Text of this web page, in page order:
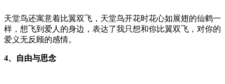
天堂鸟还寓意着比翼双飞，天堂鸟开花时花心如展翅的仙鹤一
样，想飞到爱人的身边，表达了我只想和你比翼双飞，对你的
爱义无反顾的感情。
4、自由与思念